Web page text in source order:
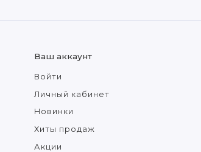
Ваш аккаунт
Войти
Личный кабинет
Новинки
Хиты продаж
Акции